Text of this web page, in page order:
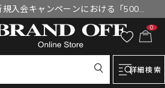
規入会キャンペーンにおける「500円
」付与漏れと補填について
0
詳細検索